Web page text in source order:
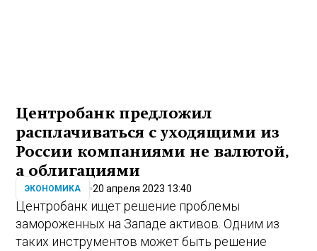
Центробанк предложил
расплачиваться с уходящими из
России компаниями не валютой,
а облигациями
ЭКОНОМИКА 20 апреля 2023 13:40
Центробанк ищет решение проблемы
замороженных на Западе активов. Одним из
таких инструментов может быть решение